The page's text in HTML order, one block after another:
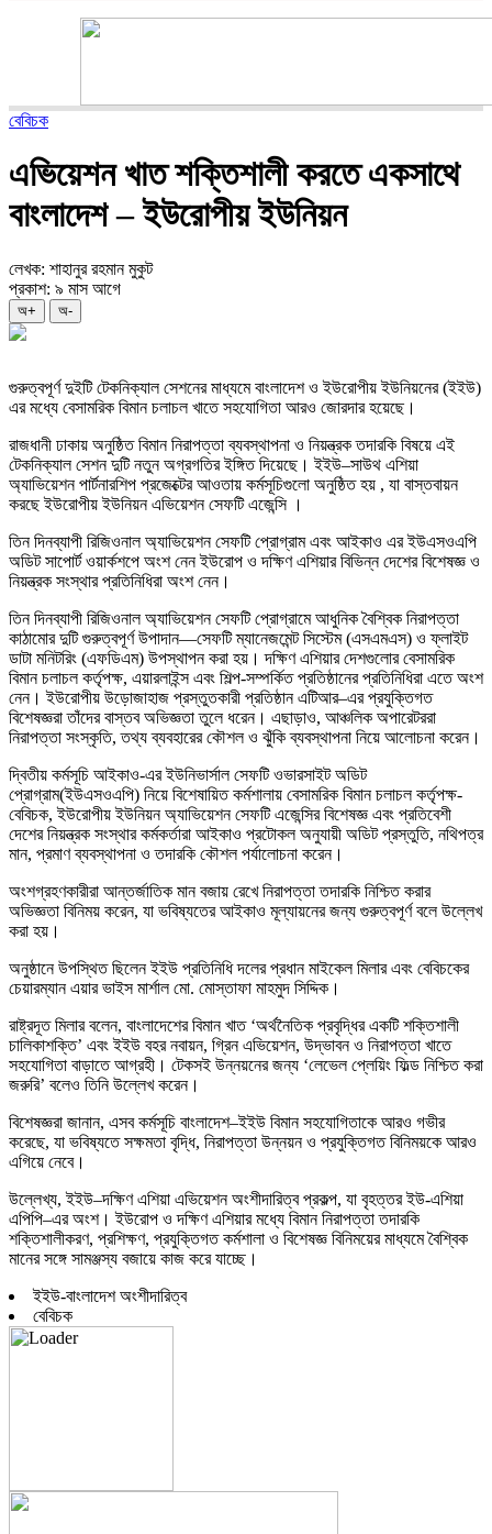
বেবিচক
এভিয়েশন খাত শক্তিশালী করতে একসাথে
বাংলাদেশ – ইউরোপীয় ইউনিয়ন
লেখক: শাহানুর রহমান মুকুট
প্রকাশ: ৯ মাস আগে
অ+ অ-
গুরুত্বপূর্ণ দুইটি টেকনিক্যাল সেশনের মাধ্যমে বাংলাদেশ ও ইউরোপীয় ইউনিয়নের (ইইউ)
এর মধ্যে বেসামরিক বিমান চলাচল খাতে সহযোগিতা আরও জোরদার হয়েছে।
রাজধানী ঢাকায় অনুষ্ঠিত বিমান নিরাপত্তা ব্যবস্থাপনা ও নিয়ন্ত্রক তদারকি বিষয়ে এই
টেকনিক্যাল সেশন দুটি নতুন অগ্রগতির ইঙ্গিত দিয়েছে। ইইউ–সাউথ এশিয়া
অ্যাভিয়েশন পার্টনারশিপ প্রজেক্টের আওতায় কর্মসূচিগুলো অনুষ্ঠিত হয় , যা বাস্তবায়ন
করছে ইউরোপীয় ইউনিয়ন এভিয়েশন সেফটি এজেন্সি ।
তিন দিনব্যাপী রিজিওনাল অ্যাভিয়েশন সেফটি প্রোগ্রাম এবং আইকাও এর ইউএসওএপি
অডিট সাপোর্ট ওয়ার্কশপে অংশ নেন ইউরোপ ও দক্ষিণ এশিয়ার বিভিন্ন দেশের বিশেষজ্ঞ ও
নিয়ন্ত্রক সংস্থার প্রতিনিধিরা অংশ নেন।
তিন দিনব্যাপী রিজিওনাল অ্যাভিয়েশন সেফটি প্রোগ্রামে আধুনিক বৈশ্বিক নিরাপত্তা
কাঠামোর দুটি গুরুত্বপূর্ণ উপাদান—সেফটি ম্যানেজমেন্ট সিস্টেম (এসএমএস) ও ফ্লাইট
ডাটা মনিটরিং (এফডিএম) উপস্থাপন করা হয়। দক্ষিণ এশিয়ার দেশগুলোর বেসামরিক
বিমান চলাচল কর্তৃপক্ষ, এয়ারলাইন্স এবং শিল্প-সম্পর্কিত প্রতিষ্ঠানের প্রতিনিধিরা এতে অংশ
নেন। ইউরোপীয় উড়োজাহাজ প্রস্তুতকারী প্রতিষ্ঠান এটিআর–এর প্রযুক্তিগত
বিশেষজ্ঞরা তাঁদের বাস্তব অভিজ্ঞতা তুলে ধরেন। এছাড়াও, আঞ্চলিক অপারেটররা
নিরাপত্তা সংস্কৃতি, তথ্য ব্যবহারের কৌশল ও ঝুঁকি ব্যবস্থাপনা নিয়ে আলোচনা করেন।
দ্বিতীয় কর্মসূচি আইকাও-এর ইউনিভার্সাল সেফটি ওভারসাইট অডিট
প্রোগ্রাম(ইউএসওএপি) নিয়ে বিশেষায়িত কর্মশালায় বেসামরিক বিমান চলাচল কর্তৃপক্ষ-
বেবিচক, ইউরোপীয় ইউনিয়ন অ্যাভিয়েশন সেফটি এজেন্সির বিশেষজ্ঞ এবং প্রতিবেশী
দেশের নিয়ন্ত্রক সংস্থার কর্মকর্তারা আইকাও প্রটোকল অনুযায়ী অডিট প্রস্তুতি, নথিপত্র
মান, প্রমাণ ব্যবস্থাপনা ও তদারকি কৌশল পর্যালোচনা করেন।
অংশগ্রহণকারীরা আন্তর্জাতিক মান বজায় রেখে নিরাপত্তা তদারকি নিশ্চিত করার
অভিজ্ঞতা বিনিময় করেন, যা ভবিষ্যতের আইকাও মূল্যায়নের জন্য গুরুত্বপূর্ণ বলে উল্লেখ
করা হয়।
অনুষ্ঠানে উপস্থিত ছিলেন ইইউ প্রতিনিধি দলের প্রধান মাইকেল মিলার এবং বেবিচকের
চেয়ারম্যান এয়ার ভাইস মার্শাল মো. মোস্তাফা মাহমুদ সিদ্দিক।
রাষ্ট্রদূত মিলার বলেন, বাংলাদেশের বিমান খাত ‘অর্থনৈতিক প্রবৃদ্ধির একটি শক্তিশালী
চালিকাশক্তি’ এবং ইইউ বহর নবায়ন, গ্রিন এভিয়েশন, উদ্ভাবন ও নিরাপত্তা খাতে
সহযোগিতা বাড়াতে আগ্রহী। টেকসই উন্নয়নের জন্য ‘লেভেল প্লেয়িং ফিল্ড নিশ্চিত করা
জরুরি’ বলেও তিনি উল্লেখ করেন।
বিশেষজ্ঞরা জানান, এসব কর্মসূচি বাংলাদেশ–ইইউ বিমান সহযোগিতাকে আরও গভীর
করেছে, যা ভবিষ্যতে সক্ষমতা বৃদ্ধি, নিরাপত্তা উন্নয়ন ও প্রযুক্তিগত বিনিময়কে আরও
এগিয়ে নেবে।
উল্লেখ্য, ইইউ–দক্ষিণ এশিয়া এভিয়েশন অংশীদারিত্ব প্রকল্প, যা বৃহত্তর ইউ-এশিয়া
এপিপি–এর অংশ। ইউরোপ ও দক্ষিণ এশিয়ার মধ্যে বিমান নিরাপত্তা তদারকি
শক্তিশালীকরণ, প্রশিক্ষণ, প্রযুক্তিগত কর্মশালা ও বিশেষজ্ঞ বিনিময়ের মাধ্যমে বৈশ্বিক
মানের সঙ্গে সামঞ্জস্য বজায়ে কাজ করে যাচ্ছে।
ইইউ-বাংলাদেশ অংশীদারিত্ব
বেবিচক